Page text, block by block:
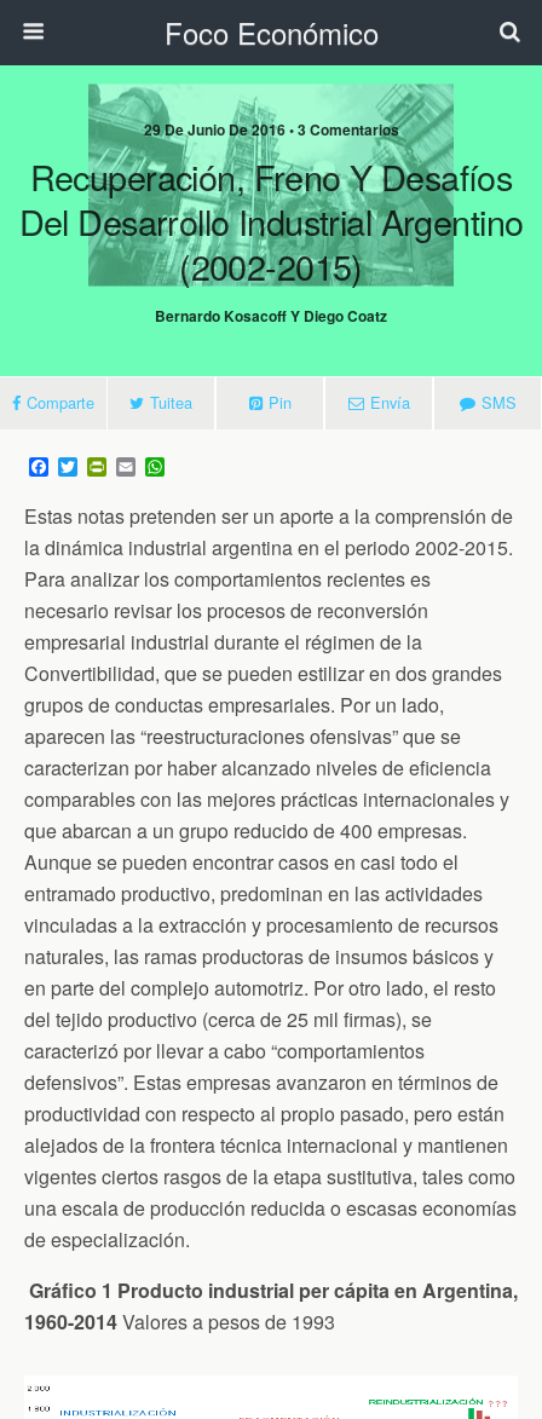
Foco Económico
29 De Junio De 2016 • 3 Comentarios
Recuperación, Freno Y Desafíos
Del Desarrollo Industrial Argentino
(2002-2015)
Bernardo Kosacoff Y Diego Coatz
Comparte Tuitea Pin Envía SMS
F
a
c
e
b
o
o
k
T
w
t
t
e
r
P
n
t
F
r
i
e
n
d
l
y
E
m
a
i
l
t
s
A
p
p
Estas notas pretenden ser un aporte a la comprensión de
la dinámica industrial argentina en el periodo 2002-2015.
Para analizar los comportamientos recientes es
necesario revisar los procesos de reconversión
empresarial industrial durante el régimen de la
Convertibilidad, que se pueden estilizar en dos grandes
grupos de conductas empresariales. Por un lado,
aparecen las “reestructuraciones ofensivas” que se
caracterizan por haber alcanzado niveles de eficiencia
comparables con las mejores prácticas internacionales y
que abarcan a un grupo reducido de 400 empresas.
Aunque se pueden encontrar casos en casi todo el
entramado productivo, predominan en las actividades
vinculadas a la extracción y procesamiento de recursos
naturales, las ramas productoras de insumos básicos y
en parte del complejo automotriz. Por otro lado, el resto
del tejido productivo (cerca de 25 mil firmas), se
caracterizó por llevar a cabo “comportamientos
defensivos”. Estas empresas avanzaron en términos de
productividad con respecto al propio pasado, pero están
alejados de la frontera técnica internacional y mantienen
vigentes ciertos rasgos de la etapa sustitutiva, tales como
una escala de producción reducida o escasas economías
de especialización.
Gráfico 1 Producto industrial per cápita en Argentina,
1960-2014Valores a pesos de 1993